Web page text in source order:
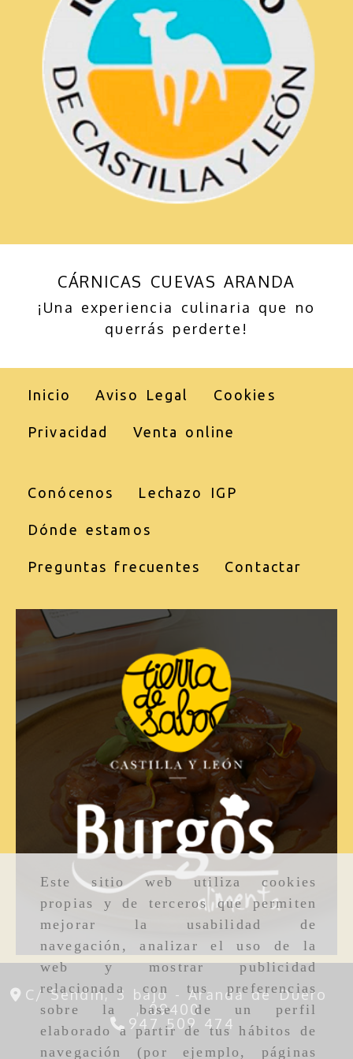
Este sitio web utiliza cookies
propias y de terceros que permiten
mejorar la usabilidad de
navegación, analizar el uso de la
web y mostrar publicidad
relacionada con tus preferencias
sobre la base de un perfil
elaborado a partir de tus hábitos de
navegación (por ejemplo, páginas
CÁRNICAS CUEVAS ARANDA
¡Una experiencia culinaria que no
querrás perderte!
Inicio Aviso Legal Cookies
Privacidad Venta online
Conócenos Lechazo IGP
Dónde estamos
Preguntas frecuentes Contactar
C/ Sendín, 3 bajo -Aranda de Duero
,09400
947 509 474